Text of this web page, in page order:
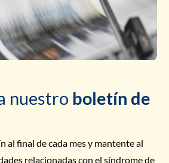
nuestro boletín de
al final de cada mes y mantente al
relacionadas con el síndrome de